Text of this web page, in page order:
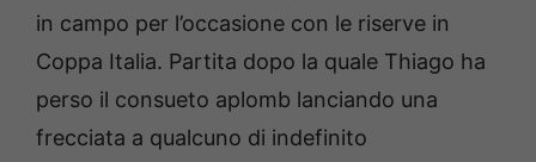
in campo per l’occasione con le riserve in
Coppa Italia. Partita dopo la quale Thiago ha
perso il consueto aplomb lanciando una
frecciata a qualcuno di indefinito